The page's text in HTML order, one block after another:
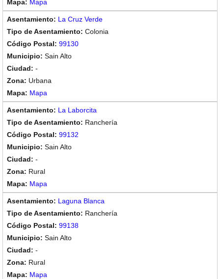
Mapa
La Cruz Verde
Colonia
99130
Sain Alto
-
Urbana
Mapa
La Laborcita
Ranchería
99132
Sain Alto
-
Rural
Mapa
Laguna Blanca
Ranchería
99138
Sain Alto
-
Rural
Mapa